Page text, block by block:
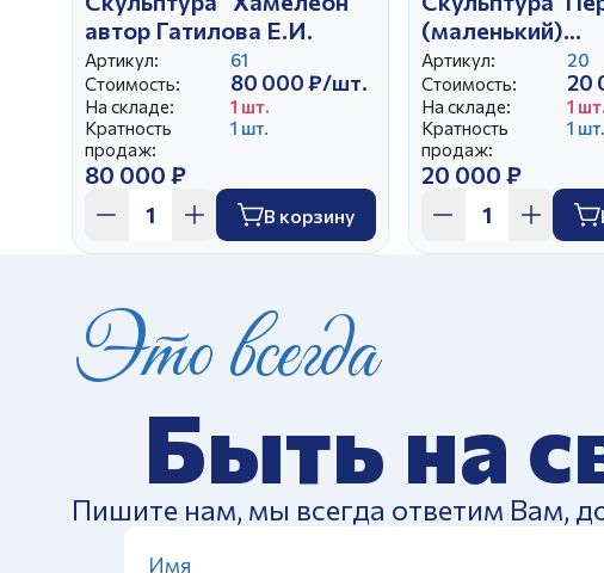
автор Гатилова Е.И.
Артикул:
61
Стоимость:
80 000 ₽/шт.
На складе:
1 шт.
Кратность
продаж:
1 шт.
80 000 ₽
В корзину
(маленький)
авт.Сотников
Артикул:
20
Стоимость:
20
На складе:
1 шт.
Кратность
продаж:
1 шт.
20 000 ₽
Это всегда
Быть на
Пишите нам, мы всегда ответим Вам,